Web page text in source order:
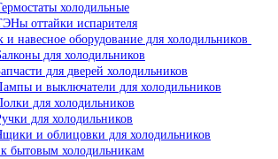
холодильные
оттайки испарителя
и навесное оборудование для холодильников
для холодильников
для дверей холодильников
и выключатели для холодильников
для холодильников
для холодильников
и облицовки для холодильников
бытовым холодильникам